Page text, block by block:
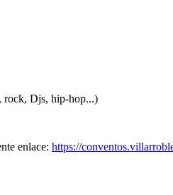
rock, Djs, hip-hop...)
enlace: https://